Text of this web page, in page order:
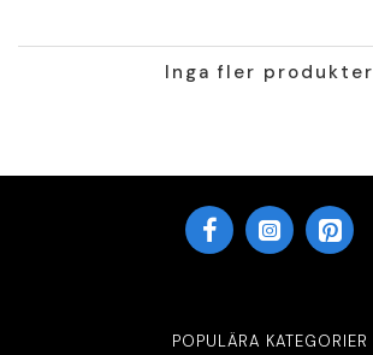
Inga fler produkter
POPULÄRA KATEGORIER